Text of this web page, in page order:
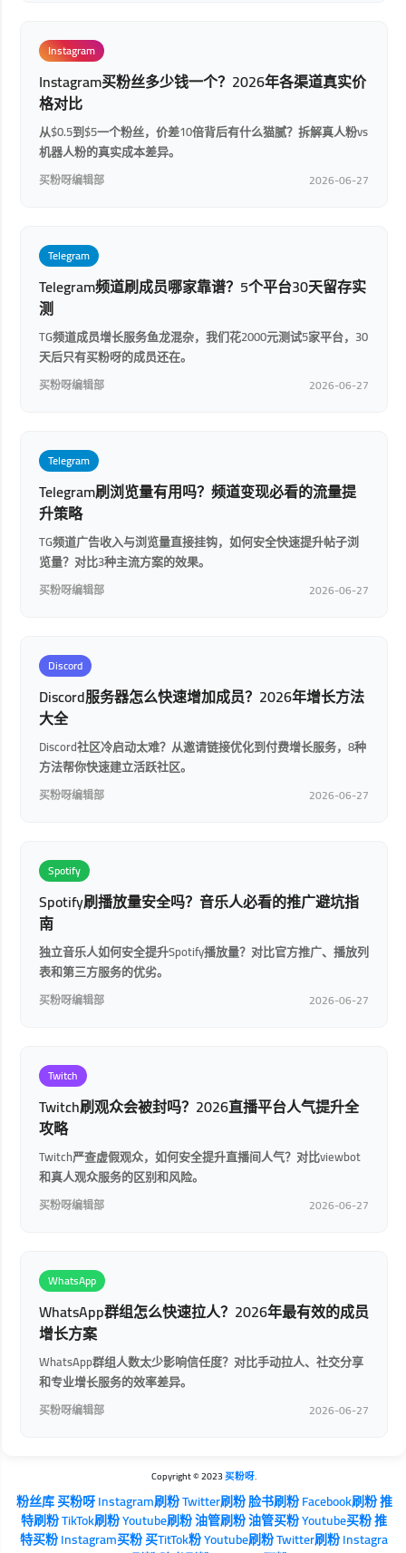
Instagram
Instagram买粉丝多少钱一个？2026年各渠道真实价
格对比
从$0.5到$5一个粉丝，价差10倍背后有什么猫腻？拆解真人粉vs
机器人粉的真实成本差异。
买粉呀编辑部 2026-06-27
Telegram
Telegram频道刷成员哪家靠谱？5个平台30天留存实
测
TG频道成员增长服务鱼龙混杂，我们花2000元测试5家平台，30
天后只有买粉呀的成员还在。
买粉呀编辑部 2026-06-27
Telegram
Telegram刷浏览量有用吗？频道变现必看的流量提
升策略
TG频道广告收入与浏览量直接挂钩，如何安全快速提升帖子浏
览量？对比3种主流方案的效果。
买粉呀编辑部 2026-06-27
Discord
Discord服务器怎么快速增加成员？2026年增长方法
大全
Discord社区冷启动太难？从邀请链接优化到付费增长服务，8种
方法帮你快速建立活跃社区。
买粉呀编辑部 2026-06-27
Spotify
Spotify刷播放量安全吗？音乐人必看的推广避坑指
南
独立音乐人如何安全提升Spotify播放量？对比官方推广、播放列
表和第三方服务的优劣。
买粉呀编辑部 2026-06-27
Twitch
Twitch刷观众会被封吗？2026直播平台人气提升全
攻略
Twitch严查虚假观众，如何安全提升直播间人气？对比viewbot
和真人观众服务的区别和风险。
买粉呀编辑部 2026-06-27
WhatsApp
WhatsApp群组怎么快速拉人？2026年最有效的成员
增长方案
WhatsApp群组人数太少影响信任度？对比手动拉人、社交分享
和专业增长服务的效率差异。
买粉呀编辑部 2026-06-27
Copyright © 2023买粉呀.
粉丝库买粉呀Instagram刷粉Twitter刷粉脸书刷粉Facebook刷粉推
特刷粉TikTok刷粉Youtube刷粉油管刷粉油管买粉Youtube买粉推
特买粉Instagram买粉买TitTok粉Youtube刷粉Twitter刷粉Instagra